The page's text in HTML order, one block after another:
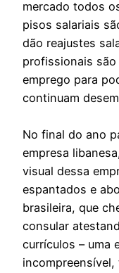
mercado todos
pisos salariais
dão reajustes
profissionais
emprego para
continuam
No final do ano
empresa
visual dessa
espantados e
brasileira, que
consular
currículos – uma